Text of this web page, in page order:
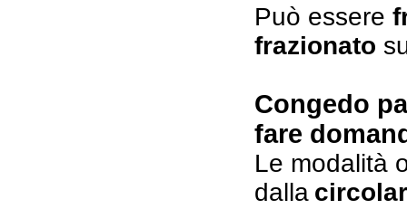
Può essere
frazionato
Congedo
fare
Le modalità
dalla